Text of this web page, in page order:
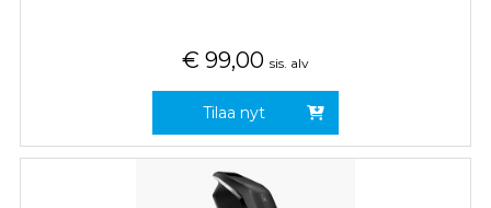
€ 99,00 sis. alv
Tilaa nyt